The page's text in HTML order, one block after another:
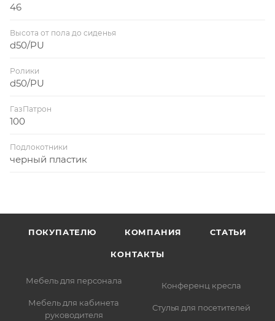
46
Высота от пола до сиденья
d50/PU
Ролики
d50/PU
ГазПатрон
100
Подлокотники
черный пластик
ПОКУПАТЕЛЮ КОМПАНИЯ СТАТЬИ
КОНТАКТЫ
Мебель для персонала
Мебель для кабинета
руководителя
Конференц кресла
Стулья для посетителей